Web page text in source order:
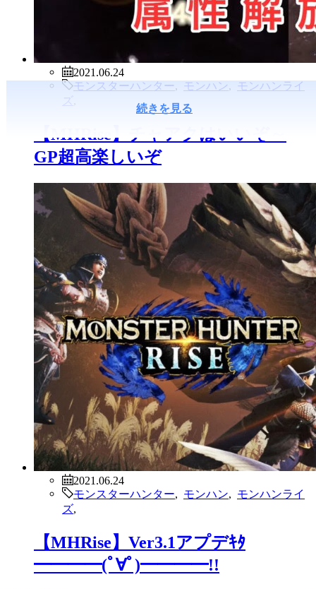
続きを見る
2021.06.24
モンスターハンター
モンハン
モンハンライ
ズ
【MHRise】チャアクはいいぞ～
GP超高楽しいぞ
2021.06.24
モンスターハンター
モンハン
モンハンライ
ズ
【MHRise】Ver3.1アプデｷﾀ
━━━━(ﾟ∀ﾟ)━━━━!!